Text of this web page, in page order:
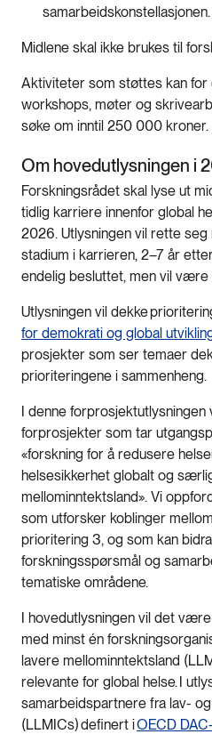
samarbeidskonstellasjonen.
Midlene skal ikke brukes til
Aktiviteter som støttes kan
workshops, møter og
søke om inntil 250 000 kroner.
Om hovedutlysningen i
Forskningsrådet skal lyse ut
tidlig karriere innenfor global
2026. Utlysningen vil rette
stadium i karrieren, 2–7 år
endelig besluttet, men vil
Utlysningen vil dekke
for demokrati og global
prosjekter som ser temaer
prioriteringene i sammenheng.
I denne forprosjektutlysningen
forprosjekter som tar
«forskning for å redusere
helsesikkerhet globalt og
mellominntektsland». Vi
som utforsker koblinger
prioritering 3, og som kan
forskningsspørsmål og
tematiske områdene.
I hovedutlysningen vil det
med minst én
lavere mellominntektsland
relevante for global helse. I
samarbeidspartnere fra lav-
(LLMICs) definert iOECD